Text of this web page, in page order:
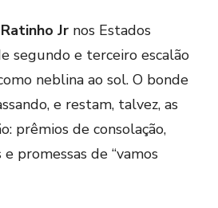
Ratinho Jr nos Estados
segundo e terceiro escalão
neblina ao sol. O bonde
e restam, talvez, as
prêmios de consolação,
promessas de “vamos